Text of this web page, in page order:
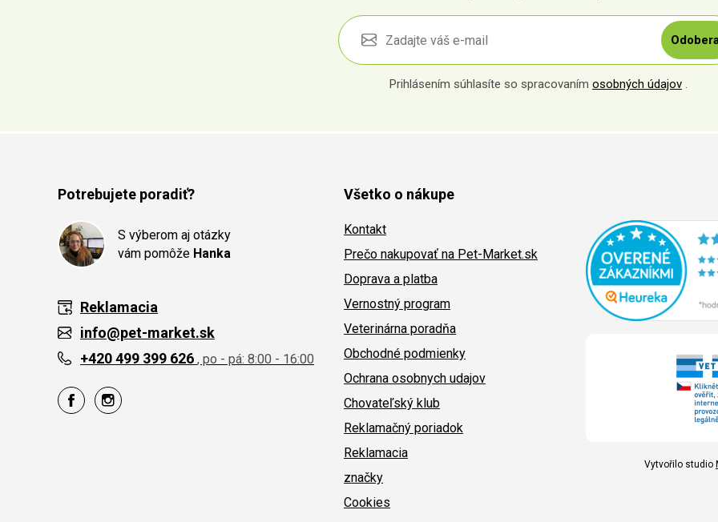
Prihlásením súhlasíte so spracovaním osobných údajov .
Potrebujete poradiť?
S výberom aj otázky
vám pomôže Hanka
Reklamacia
info@pet-market.sk
+420 499 399 626 , po - pá: 8:00 - 16:00
Všetko o nákupe
Kontakt
Prečo nakupovať na Pet-Market.sk
Doprava a platba
Vernostný program
Veterinárna poradňa
Obchodné podmienky
Ochrana osobnych udajov
Chovateľský klub
Reklamačný poriadok
Reklamacia
značky
Cookies
Vytvořilo studio